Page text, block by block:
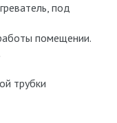
под
помещении.
трубки